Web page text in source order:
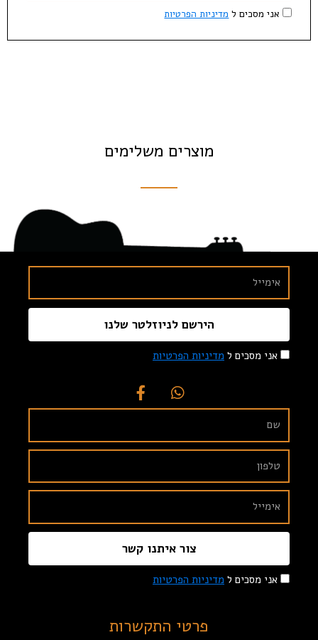
אני מסכים ל מדיניות הפרטיות
מוצרים משלימים
אני מסכים ל מדיניות הפרטיות
הירשם לניוזלטר שלנו
אני מסכים ל מדיניות הפרטיות
צור איתנו קשר
פרטי התקשרות